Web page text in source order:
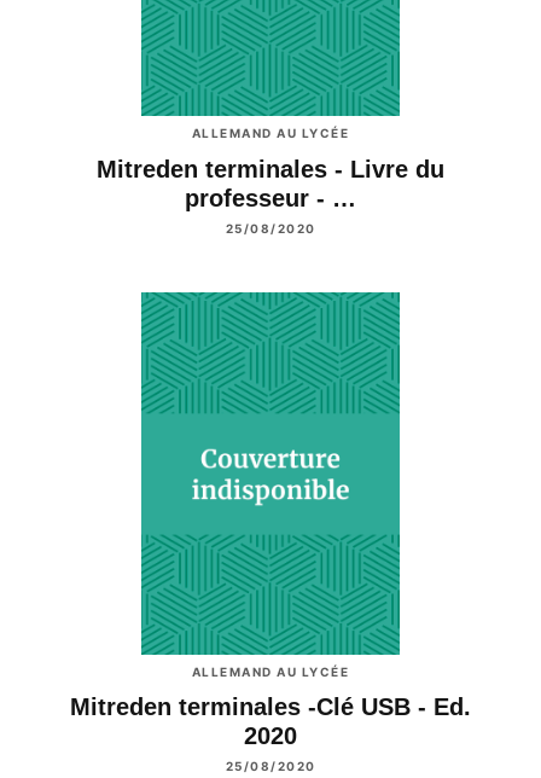
ALLEMAND AU LYCÉE
Mitreden terminales - Livre du
professeur - …
25/08/2020
ALLEMAND AU LYCÉE
Mitreden terminales -Clé USB - Ed.
2020
25/08/2020